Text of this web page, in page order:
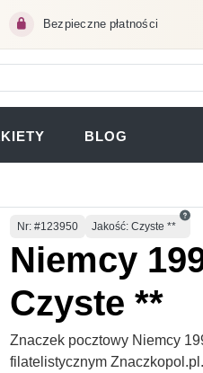
Bezpieczne płatności
BLOG
Numer
Nr: #123950 Jakość: Czyste **
Niemcy
Czyste **
Znaczek pocztowy Niemcy
filatelistycznym